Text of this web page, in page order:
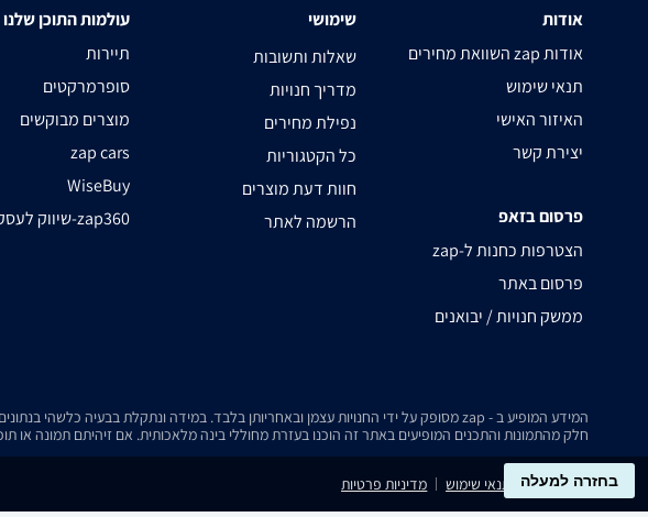
אודות
השוואת מחירים zap אודות
תנאי שימוש
האיזור האישי
יצירת קשר
פרסום בזאפ
zap-הצטרפות כחנות ל
פרסום באתר
ממשק חנויות / יבואנים
שימושי
שאלות ותשובות
מדריך חנויות
נפילת מחירים
כל הקטגוריות
חוות דעת מוצרים
הרשמה לאתר
עולמות התוכן שלנו
תיירות
סופרמרקטים
מוצרים מבוקשים
zap cars
WiseBuy
שיווק לעסקים-zap360
המידע המופיע ב - zap מסופק על ידי החנויות עצמן ובאחריותן בלבד. במידה ונתקלת בבעיה כלשהי בנתונים המוצגים באתר, אנא שלח אלינו הודעה ואנו נטפל בעניין.
חלק מהתמונות והתכנים המופיעים באתר זה הוכנו בעזרת מחוללי בינה מלאכותית. אם זיהיתם תמונה או
בחזרה למעלה
נגישות תנאי שימוש מדיניות פרטיות